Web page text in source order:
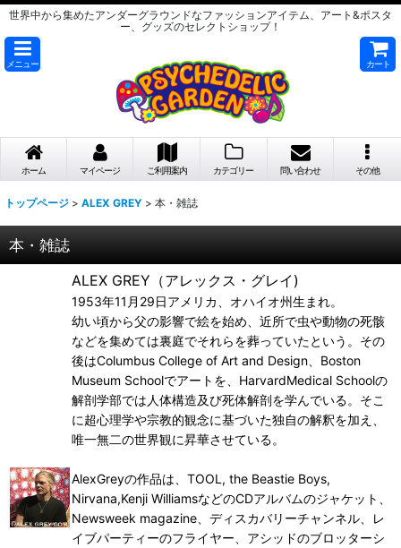
世界中から集めたアンダーグラウンドなファッションアイテム、アート&ポスタ
ー、グッズのセレクトショップ！
メニュー カート
ホーム マイページ ご利用案内 カテゴリー 問い合わせ その他
トップページ > ALEX GREY > 本・雑誌
本・雑誌
ALEX GREY（アレックス・グレイ)
1953年11月29日アメリカ、オハイオ州生まれ。
幼い頃から父の影響で絵を始め、近所で虫や動物の死骸
などを集めては裏庭でそれらを葬っていたという。その
後はColumbus College of Art and Design、Boston
Museum Schoolでアートを、HarvardMedical Schoolの
解剖学部では人体構造及び死体解剖を学んでいる。そこ
に超心理学や宗教的観念に基づいた独自の解釈を加え、
唯一無二の世界観に昇華させている。
AlexGreyの作品は、TOOL, the Beastie Boys,
Nirvana,Kenji WilliamsなどのCDアルバムのジャケット、
Newsweek magazine、ディスカバリーチャンネル、レ
イブパーティーのフライヤー、アシッドのブロッターシ